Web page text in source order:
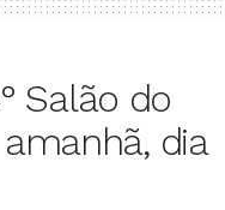
Salão do
dia